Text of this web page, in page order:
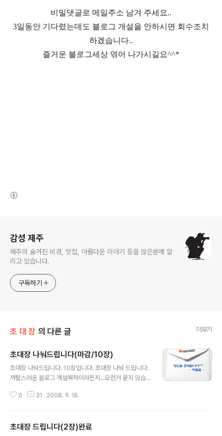
비밀댓글로 메일주소 남겨 주세요..
3일동안 기다렸는데도 블로그 개설을 안하시면 회수조치
하겠습니다..
즐거운 블로그세상 엮어 나가시길요^^*
감성 제주
제주의 숨겨진 비경, 맛집, 아름다운 이야기 등을 많은분께 알
리고 있습니다.
구독하기
초 대 장 의 다른 글 더보기
초대장 나눠드립니다(마감/10장)
초대장 나눠드립니다. 10장입니다. 초대장 나눠 드립니다.
까탈스러운 블로그 개설목적이라든지...요런거 묻지 않습
이면 됩니다. 비밀댓글로 메일주소 남겨 주세요.. 3일동안
0 31 2008. 9. 18.
초대장 드립니다(2장)완료